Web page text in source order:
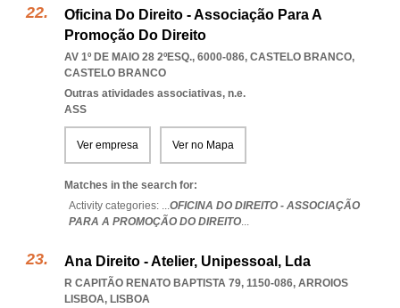
Oficina Do Direito - Associação Para A
Promoção Do Direito
AV 1º DE MAIO 28 2ºESQ., 6000-086, CASTELO BRANCO,
CASTELO BRANCO
Outras atividades associativas, n.e.
ASS
Ver empresa Ver no Mapa
Matches in the search for:
Activity categories: ...OFICINA DO DIREITO - ASSOCIAÇÃO
PARA A PROMOÇÃO DO DIREITO...
Ana Direito - Atelier, Unipessoal, Lda
R CAPITÃO RENATO BAPTISTA 79, 1150-086, ARROIOS
LISBOA, LISBOA